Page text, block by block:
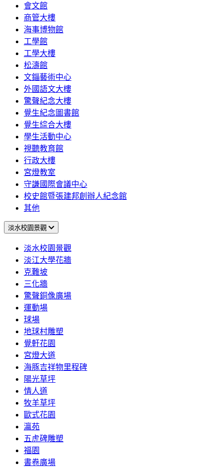
會文館
商管大樓
海事博物館
工學館
工學大樓
松濤館
文錙藝術中心
外國語文大樓
驚聲紀念大樓
覺生紀念圖書館
覺生綜合大樓
學生活動中心
視聽教育館
行政大樓
宮燈教室
守謙國際會議中心
校史館暨張建邦創辦人紀念館
其他
淡水校園景觀
淡水校園景觀
淡江大學花牆
克難坡
三化牆
驚聲銅像廣場
運動場
球場
地球村雕塑
覺軒花園
宮燈大道
海豚吉祥物里程碑
陽光草坪
情人道
牧羊草坪
歐式花園
瀛苑
五虎碑雕塑
福園
書卷廣場